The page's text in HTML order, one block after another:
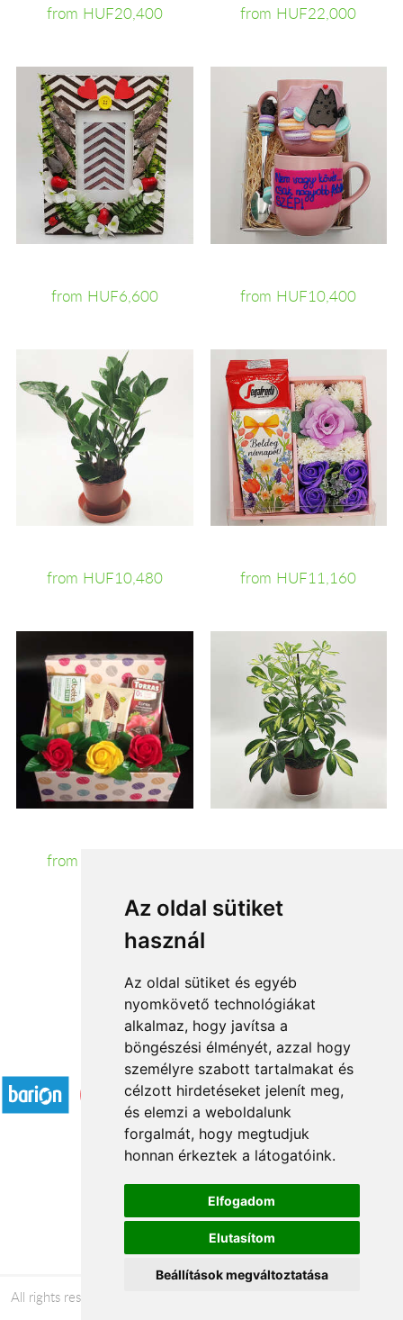
Az oldal sütiket
használ
Az oldal sütiket és egyéb
nyomkövető technológiákat
alkalmaz, hogy javítsa a
böngészési élményét, azzal hogy
személyre szabott tartalmakat és
célzott hirdetéseket jelenít meg,
és elemzi a weboldalunk
forgalmát, hogy megtudjuk
honnan érkeztek a látogatóink.
Elfogadom
Elutasítom
Beállítások megváltoztatása
from HUF20,400 from HUF22,000
from HUF6,600 from HUF10,400
from HUF10,480 from HUF11,160
from HUF11,200
2 3 ...
Accepted payment methods
Á.SZ.F.
Impresszum
Adatkezelési tájékoztató
All rights reserved © 2026 |